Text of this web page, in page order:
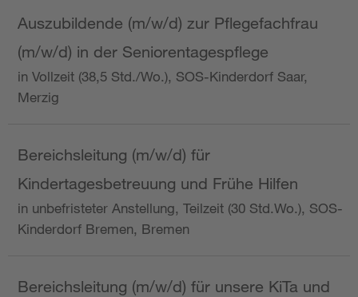
Auszubildende (m/w/d) zur Pflegefachfrau
(m/w/d) in der Seniorentagespflege
in Vollzeit (38,5 Std./Wo.), SOS-Kinderdorf Saar,
Merzig
Bereichsleitung (m/w/d) für
Kindertagesbetreuung und Frühe Hilfen
in unbefristeter Anstellung, Teilzeit (30 Std.Wo.), SOS-
Kinderdorf Bremen, Bremen
Bereichsleitung (m/w/d) für unsere KiTa und